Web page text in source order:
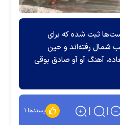
ثبت شده که برای
شمال رفته‌اند و حین
آهنگ آو آو صادق بوقی
پسندها:۱